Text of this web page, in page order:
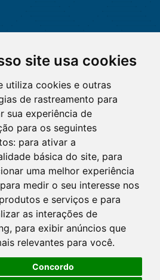
site usa cookies
utiliza cookies e outras
de rastreamento para
sua experiência de
para os seguintes
para ativar a
básica do site, para
uma melhor experiência
para medir o seu interesse nos
e serviços e para
as interações de
, para exibir anúncios que
relevantes para você.
Concordo